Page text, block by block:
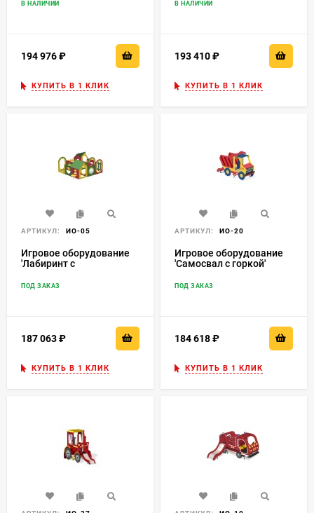
В НАЛИЧИИ
194 976
КУПИТЬ В 1 КЛИК
В НАЛИЧИИ
193 410
КУПИТЬ В 1 КЛИК
АРТИКУЛ: ИО-05
Игровое оборудование
'Лабиринт с
секций ИО-05
ПОД ЗАКАЗ
187 063
КУПИТЬ В 1 КЛИК
АРТИКУЛ: ИО-20
Игровое оборудование
'Самосвал с горкой'
ПОД ЗАКАЗ
184 618
КУПИТЬ В 1 КЛИК